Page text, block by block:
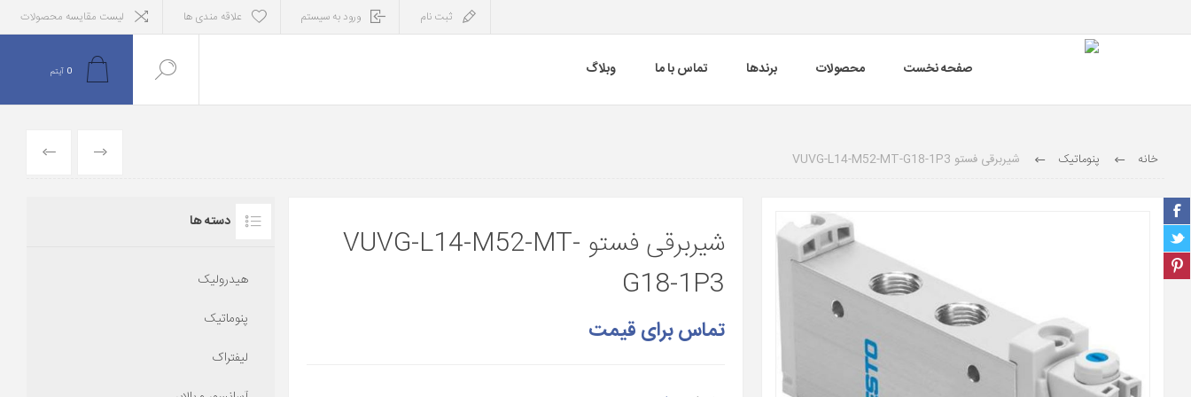
ثبت نام ورود به سیستم علاقه مندی ها لیست مقایسه محصولات
صفحه نخست محصولات برندها تماس با ما وبلاگ 0 آیتم
خانه پنوماتیک شیربرقی فستو VUVG-L14-M52-MT-G18-1P3 بعدی
شیربرقی فستو VUVG-L14-M52-MT-
G18-1P3
تماس برای قیمت
دسته ها
هیدرولیک
پنوماتیک
لیفتراک